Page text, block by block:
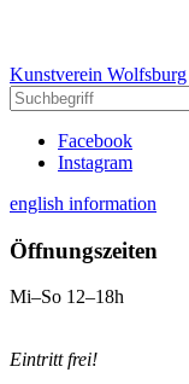
Kunstverein Wolfsburg
Facebook
Instagram
english information
Öffnungszeiten
Mi–So 12–18h
Eintritt frei!